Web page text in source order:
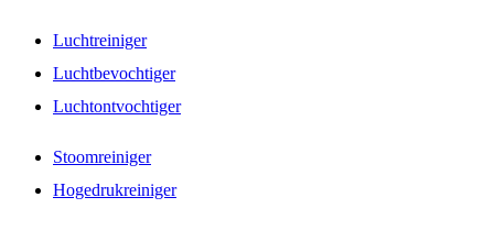
Luchtreiniger
Luchtbevochtiger
Luchtontvochtiger
Stoomreiniger
Hogedrukreiniger